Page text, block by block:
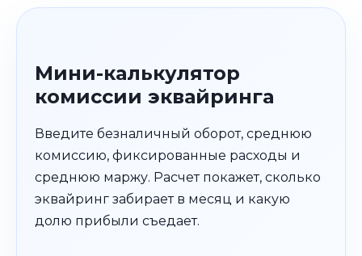
Мини-калькулятор
комиссии эквайринга
Введите безналичный оборот, среднюю
комиссию, фиксированные расходы и
среднюю маржу. Расчет покажет, сколько
эквайринг забирает в месяц и какую
долю прибыли съедает.